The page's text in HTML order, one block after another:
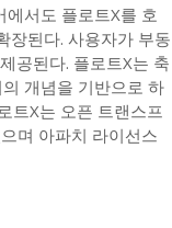
서도 플로트X를 호
장된다. 사용자가 부동
공된다. 플로트X는 축
개념을 기반으로 하
트X는 오픈 트랜스프
며 아파치 라이선스